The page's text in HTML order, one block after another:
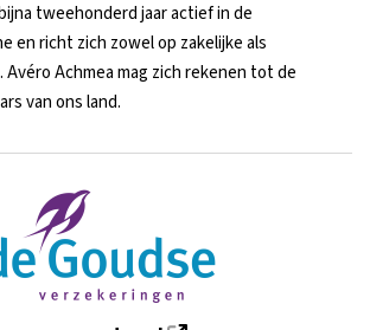
tweehonderd jaar actief in de
en richt zich zowel op zakelijke als
Achmea mag zich rekenen tot de
van ons land.